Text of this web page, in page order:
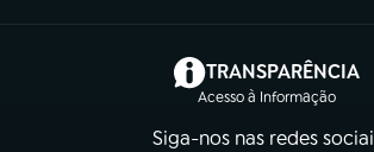
TRANSPARÊNCIA
Acesso à Informação
(abre em
Siga-nos nas redes